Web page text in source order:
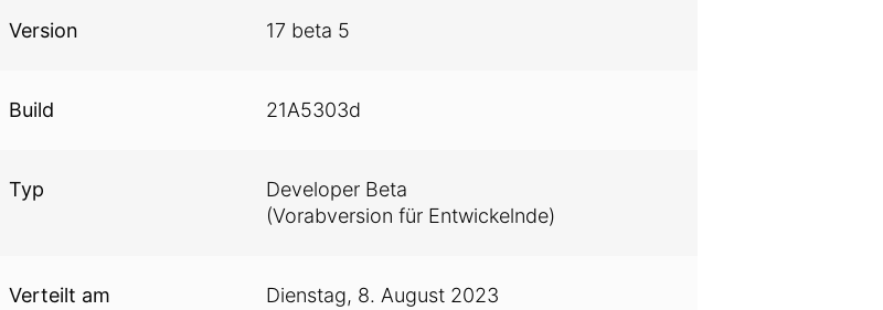
Version 17 beta 5
Build 21A5303d
Typ
Developer Beta
(Vorabversion für Entwickelnde)
Verteilt am Dienstag, 8. August 2023